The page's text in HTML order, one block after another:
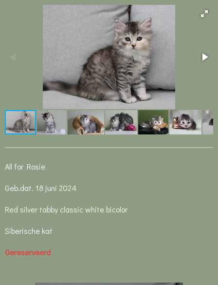
All for Rosie
Geb.dat. 18 juni 2024
Red silver tabby classic white bicolor
Siberische kat
Gereserveerd